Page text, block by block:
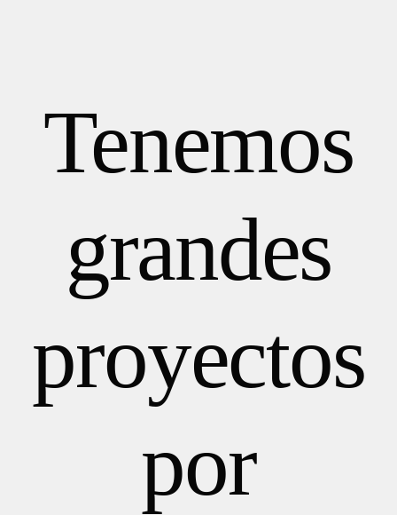
EQUIPO
CONTACTO
Tenemos
grandes
proyectos
por